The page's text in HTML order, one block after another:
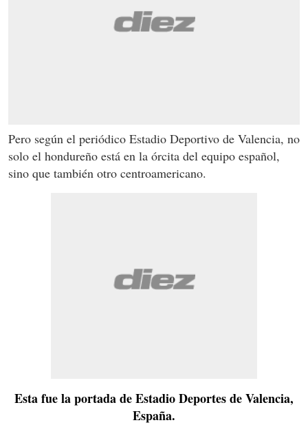
Pero según el periódico Estadio Deportivo de Valencia, no
solo el hondureño está en la órcita del equipo español,
sino que también otro centroamericano.
Esta fue la portada de Estadio Deportes de Valencia,
España.